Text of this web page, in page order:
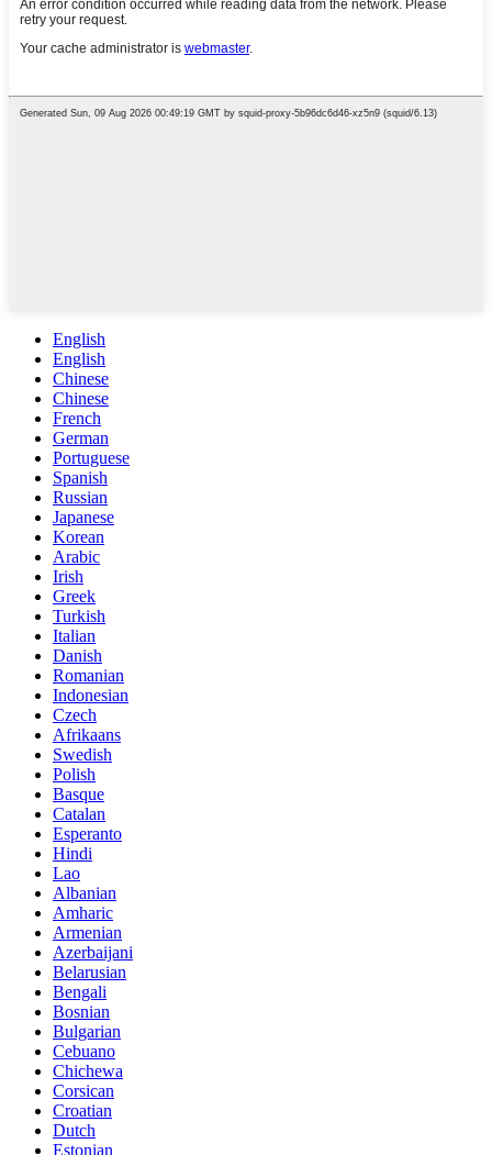
English
English
Chinese
Chinese
French
German
Portuguese
Spanish
Russian
Japanese
Korean
Arabic
Irish
Greek
Turkish
Italian
Danish
Romanian
Indonesian
Czech
Afrikaans
Swedish
Polish
Basque
Catalan
Esperanto
Hindi
Lao
Albanian
Amharic
Armenian
Azerbaijani
Belarusian
Bengali
Bosnian
Bulgarian
Cebuano
Chichewa
Corsican
Croatian
Dutch
Estonian